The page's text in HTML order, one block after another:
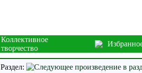
Коллективное
творчество
Раздел: